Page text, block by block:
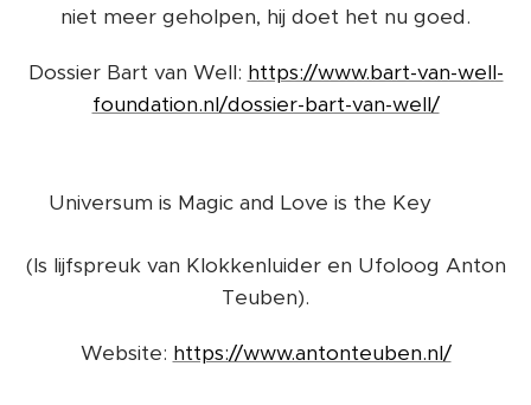
niet meer geholpen, hij doet het nu goed.
Dossier Bart van Well: https://www.bart-van-well-
foundation.nl/dossier-bart-van-well/
Universum is Magic and Love is the Key
(Is lijfspreuk van Klokkenluider en Ufoloog Anton
Teuben).
Website: https://www.antonteuben.nl/